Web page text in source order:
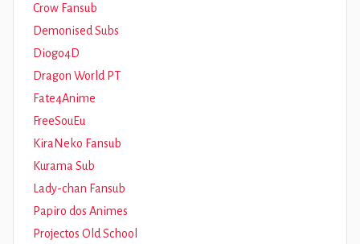
Crow Fansub
Demonised Subs
Diogo4D
Dragon World PT
Fate4Anime
FreeSouEu
KiraNeko Fansub
Kurama Sub
Lady-chan Fansub
Papiro dos Animes
Projectos Old School